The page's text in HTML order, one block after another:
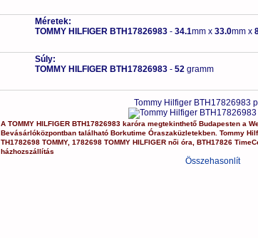
Méretek:
TOMMY HILFIGER BTH17826983- 34.1mm x 33.0mm x
Súly:
TOMMY HILFIGER BTH17826983- 52 gramm
Tommy Hilfiger BTH17826983
A TOMMY HILFIGER BTH17826983 karóra megtekinthető Budapesten a
Bevásárlóközpontbantalálható Borkutime Óraszaküzletekben. Tommy
TH1782698 TOMMY, 1782698 TOMMY HILFIGER női óra BTH17826
házhozszállítás
Összehasonlít